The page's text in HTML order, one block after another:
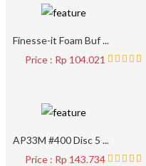
Finesse-it Foam Buf ...
Price : Rp 104.021
AP33M #400 Disc 5 ...
Price : Rp 143.734